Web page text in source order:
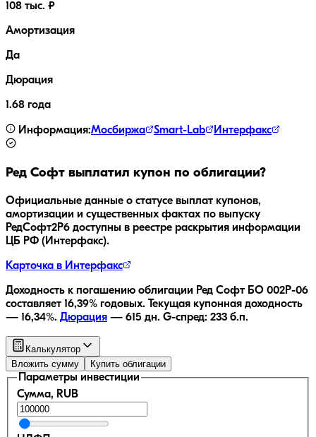
108 тыс. ₽
Амортизация
Да
Дюрация
1.68 года
Информация:Мосбиржа Smart-Lab Интерфакс
Ред Софт выплатил купон по облигации?
Официальные данные о статусе выплат купонов,
амортизации и существенных фактах по выпуску
РедСофт2P6 доступны в реестре раскрытия информации
ЦБ РФ (Интерфакс).
Карточка в Интерфакс
Доходность к погашению облигации Ред Софт БО 002Р-06
составляет 16,39% годовых. Текущая купонная доходность
— 16,34%. Дюрация — 615 дн. G-спред: 233 б.п.
Калькулятор
Вложить сумму
Купить облигации
Параметры инвестиции
Сумма, RUB